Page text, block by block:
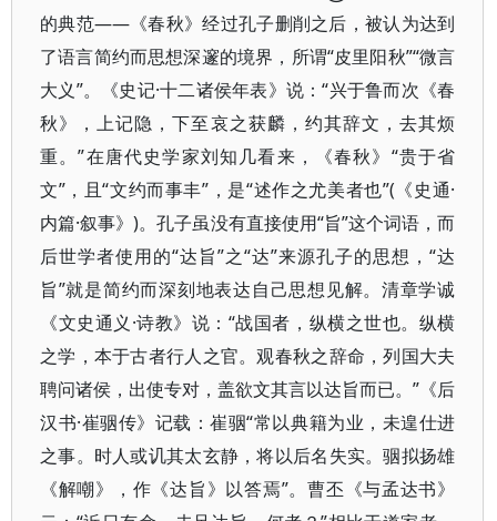
的典范——《春秋》经过孔子删削之后，被认为达到
了语言简约而思想深邃的境界，所谓“皮里阳秋”“微言
大义”。《史记·十二诸侯年表》说：“兴于鲁而次《春
秋》，上记隐，下至哀之获麟，约其辞文，去其烦
重。”在唐代史学家刘知几看来，《春秋》“贵于省
文”，且“文约而事丰”，是“述作之尤美者也”(《史通·
内篇·叙事》)。孔子虽没有直接使用“旨”这个词语，而
后世学者使用的“达旨”之“达”来源孔子的思想，“达
旨”就是简约而深刻地表达自己思想见解。清章学诚
《文史通义·诗教》说：“战国者，纵横之世也。纵横
之学，本于古者行人之官。观春秋之辞命，列国大夫
聘问诸侯，出使专对，盖欲文其言以达旨而已。”《后
汉书·崔骃传》记载：崔骃“常以典籍为业，未遑仕进
之事。时人或讥其太玄静，将以后名失实。骃拟扬雄
《解嘲》，作《达旨》以答焉”。曹丕《与孟达书》